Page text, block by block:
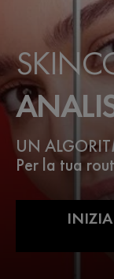
UN
Per la tua
INIZIA